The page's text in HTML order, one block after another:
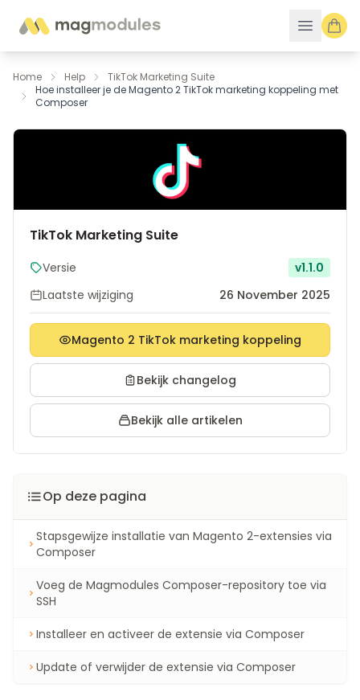
Home Help
TikTok Marketing Suite
Hoe installeer je de Magento 2 TikTok marketing koppeling met
Composer
TikTok Marketing Suite
Versie
v1.1.0
Laatste wijziging
26 November 2025
Magento 2 TikTok marketing koppeling
Bekijk changelog
Bekijk alle artikelen
Op deze pagina
Stapsgewijze installatie van Magento 2-extensies via
Composer
Voeg de Magmodules Composer-repository toe via
SSH
Installeer en activeer de extensie via Composer
Update of verwijder de extensie via Composer